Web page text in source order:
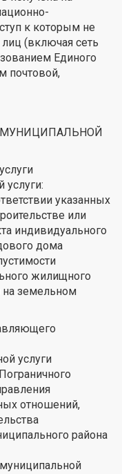
к которым не
(включая сеть
Единого
почтовой,
МУНИЦИПАЛЬНОЙ
услуги:
указанных
или
индивидуального
дома
жилищного
на земельном
услуги
отношений,
района